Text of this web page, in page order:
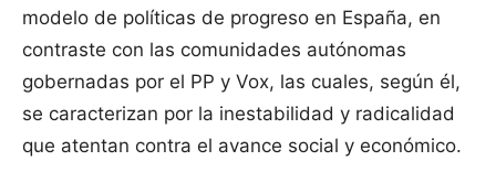
modelo de políticas de progreso en España, en
contraste con las comunidades autónomas
gobernadas por el PP y Vox, las cuales, según él,
se caracterizan por la inestabilidad y radicalidad
que atentan contra el avance social y económico.